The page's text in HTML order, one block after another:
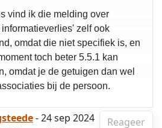
vind ik die melding over
zelf ook
omdat die niet specifiek is, en
toch beter 5.5.1 kan
omdat je de getuigen dan wel
bij de persoon.
Reageer
- 24 sep 2024